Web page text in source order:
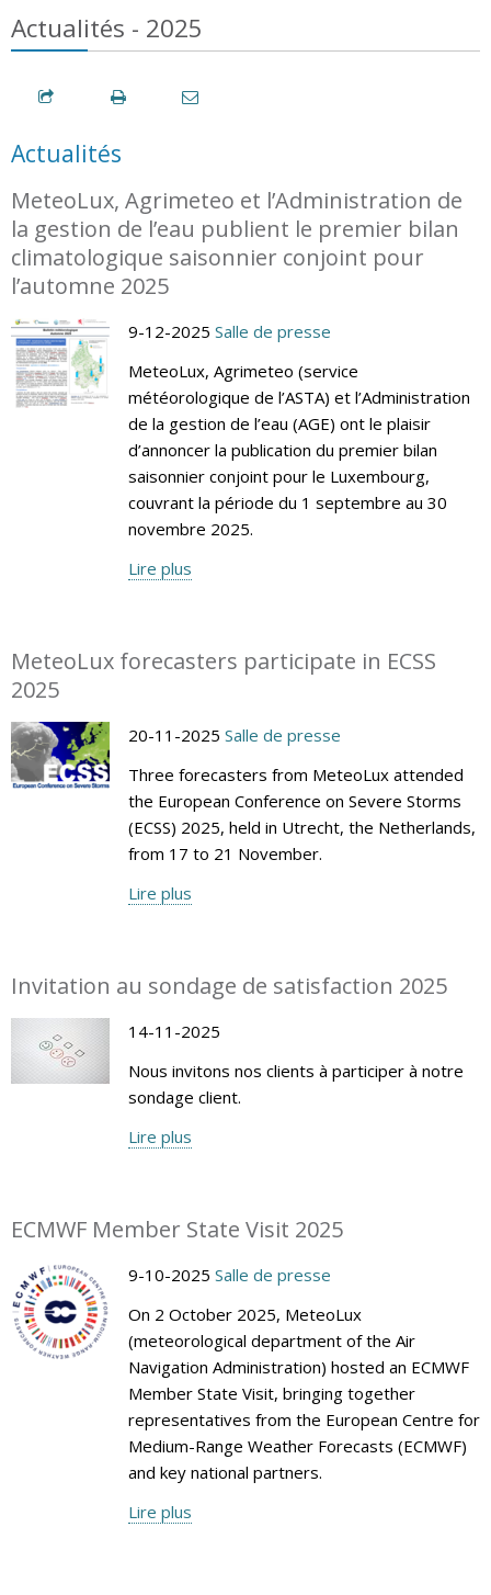
Actualités - 2025
Actualités
MeteoLux, Agrimeteo et l’Administration de
la gestion de l’eau publient le premier bilan
climatologique saisonnier conjoint pour
l’automne 2025
9-12-2025 Salle de presse
MeteoLux, Agrimeteo (service
météorologique de l’ASTA) et l’Administration
de la gestion de l’eau (AGE) ont le plaisir
d’annoncer la publication du premier bilan
saisonnier conjoint pour le Luxembourg,
couvrant la période du 1 septembre au 30
novembre 2025.
Lire plus
MeteoLux forecasters participate in ECSS
2025
20-11-2025 Salle de presse
Three forecasters from MeteoLux attended
the European Conference on Severe Storms
(ECSS) 2025, held in Utrecht, the Netherlands,
from 17 to 21 November.
Lire plus
Invitation au sondage de satisfaction 2025
14-11-2025
Nous invitons nos clients à participer à notre
sondage client.
Lire plus
ECMWF Member State Visit 2025
9-10-2025 Salle de presse
On 2 October 2025, MeteoLux
(meteorological department of the Air
Navigation Administration) hosted an ECMWF
Member State Visit, bringing together
representatives from the European Centre for
Medium-Range Weather Forecasts (ECMWF)
and key national partners.
Lire plus